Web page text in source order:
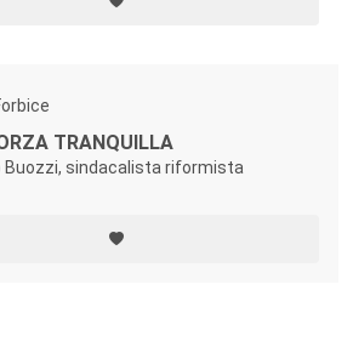
TRANQUILLA
Buozzi, sindacalista riformista